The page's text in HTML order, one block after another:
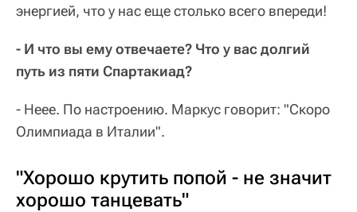
энергией, что у нас еще столько всего впереди!
- И что вы ему отвечаете? Что у вас долгий
путь из пяти Спартакиад?
- Неее. По настроению. Маркус говорит: "Скоро
Олимпиада в Италии".
"Хорошо крутить попой - не значит
хорошо танцевать"